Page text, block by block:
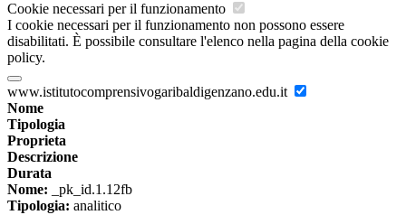
Cookie necessari per il funzionamento
I cookie necessari per il funzionamento non possono essere
disabilitati. È possibile consultare l'elenco nella pagina della cookie
policy.
www.istitutocomprensivogaribaldigenzano.edu.it
Nome
Tipologia
Proprieta
Descrizione
Durata
Nome: _pk_id.1.12fb
Tipologia: analitico